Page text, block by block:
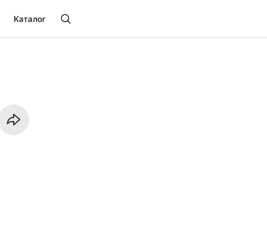
Каталог